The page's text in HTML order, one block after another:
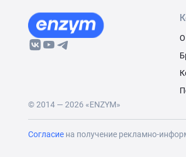
© 2014 — 2026 «ENZYM»
О
Согласие на получение рекламно-